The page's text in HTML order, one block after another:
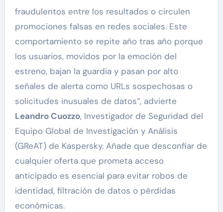
fraudulentos entre los resultados o circulen
promociones falsas en redes sociales. Este
comportamiento se repite año tras año porque
los usuarios, movidos por la emoción del
estreno, bajan la guardia y pasan por alto
señales de alerta como URLs sospechosas o
solicitudes inusuales de datos”, advierte
Leandro Cuozzo, Investigador de Seguridad del
Equipo Global de Investigación y Análisis
(GReAT) de Kaspersky. Añade que desconfiar de
cualquier oferta que prometa acceso
anticipado es esencial para evitar robos de
identidad, filtración de datos o pérdidas
económicas.